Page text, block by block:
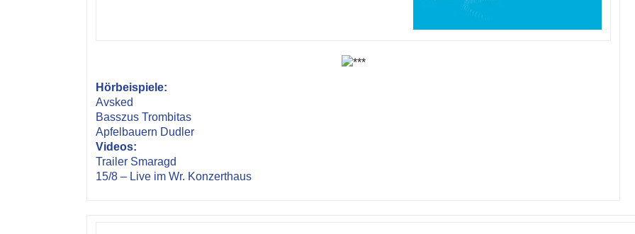
Hörbeispiele:
Avsked
Basszus Trombitas
Apfelbauern Dudler
Videos:
Trailer Smaragd
15/8 – Live im Wr. Konzerthaus